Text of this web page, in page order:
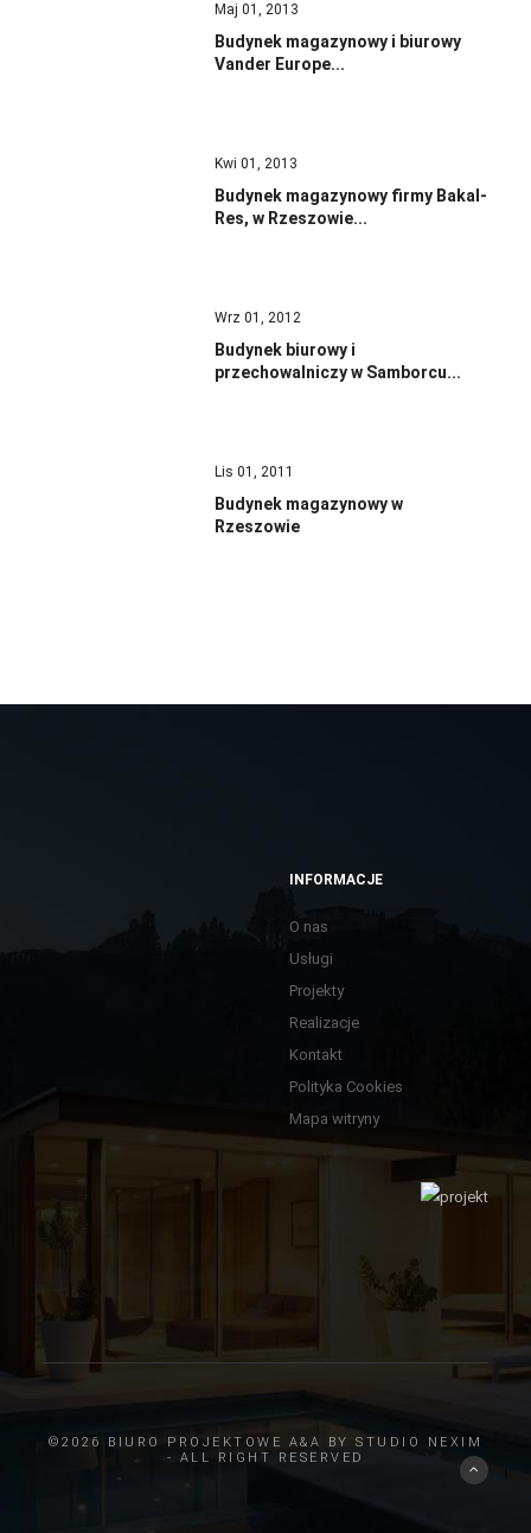
Maj 01, 2013
Budynek magazynowy i biurowy
Vander Europe...
Kwi 01, 2013
Budynek magazynowy firmy Bakal-
Res, w Rzeszowie...
Wrz 01, 2012
Budynek biurowy i
przechowalniczy w Samborcu...
Lis 01, 2011
Budynek magazynowy w
Rzeszowie
INFORMACJE
O nas
Usługi
Projekty
Realizacje
Kontakt
Polityka Cookies
Mapa witryny
©2026 BIURO PROJEKTOWE A&A BY STUDIO NEXIM
- ALL RIGHT RESERVED